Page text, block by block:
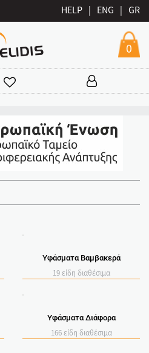
HELP | ENG | GR
0
Υφάσματα Βαμβακερά
19 είδη διαθέσιμα
Υφάσματα Διάφορα
166 είδη διαθέσιμα